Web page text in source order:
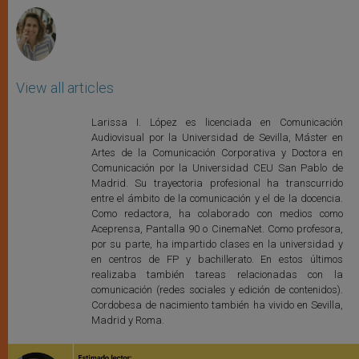
View all articles
Larissa I. López es licenciada en Comunicación
Audiovisual por la Universidad de Sevilla, Máster en
Artes de la Comunicación Corporativa y Doctora en
Comunicación por la Universidad CEU San Pablo de
Madrid. Su trayectoria profesional ha transcurrido
entre el ámbito de la comunicación y el de la docencia.
Como redactora, ha colaborado con medios como
Aceprensa, Pantalla 90 o CinemaNet. Como profesora,
por su parte, ha impartido clases en la universidad y
en centros de FP y bachillerato. En estos últimos
realizaba también tareas relacionadas con la
comunicación (redes sociales y edición de contenidos).
Cordobesa de nacimiento también ha vivido en Sevilla,
Madrid y Roma.